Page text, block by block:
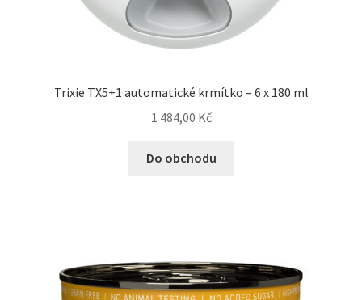
Trixie TX5+1 automatické krmítko – 6 x 180 ml
1 484,00 Kč
Do obchodu